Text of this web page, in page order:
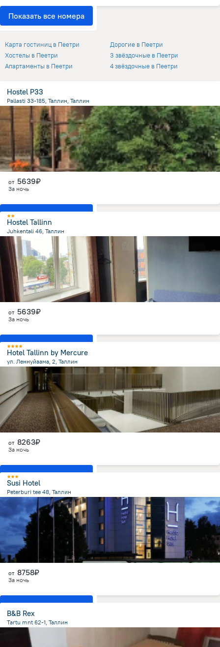
Показать все номера
Отели в Пеетри
Карта гостиниц в Пеетри
Хостелы в Пеетри
Апартаменты в Пеетри
Дорогие в Пеетри
3 звёздочные в Пеетри
4 звёздочные в Пеетри
Hostel P33
Pallasti 33-185, Таллин, Таллин
2.8 км
от центра
от 5639₽
За ночь
Показать все номера
Hostel Tallinn
Juhkentali 46, Таллин
1.9 кмот центра
от 5639₽
За ночь
Показать все номера
Hotel Tallinn by Mercure
ул. Леннуйаама, 2, Таллин
от центра
от 8263₽
За ночь
Показать все номера
Susi Hotel
Peterburi tee 48, Таллин
4.4 км
от центра
от 8758₽
За ночь
Показать все номера
B&B Rex
Tartu mnt 62-1, Таллин
от центра